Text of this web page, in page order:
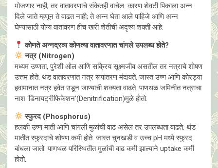
मोजणार नाही, तर वातावरणाचे संकेतही वाचेल. कारण शेवटी पिकाला अन्न
दिले जाते म्हणून ते वाढत नाही; ते अन्न घेता आले पाहिजे आणि अन्न
घेण्यासाठी योग्य वातावरण हीच खरी शेतीची अदृश्य शक्ती आहे.
कोणते अन्नद्रव्य कोणत्या वातावरणात चांगले उपलब्ध होते?
नत्र (Nitrogen)
मध्यम उष्णता, पुरेशी ओल आणि सक्रिय सूक्ष्मजीव असतील तर नत्राचे शोषण
उत्तम होते. थंड वातावरणात नत्र रूपांतरण मंदावते. जास्त उष्ण आणि कोरड्या
हवामानात नत्र हवेत उडून जाण्याची शक्यता वाढते. पाणथळ जमिनीत नत्राचा
नाश ‘डिनायट्रीफिकेशन’(Denitrification)मुळे होतो.
स्फुरद (Phosphorus)
हलकी उष्ण माती आणि चांगली मुळांची वाढ असेल तर उपलब्धता वाढते. थंड
मातीत स्फुरदाचे शोषण कमी होते. जास्त चुनखडी व उच्च pH मध्ये स्फुरद
बांधला जातो. पाणथळ परिस्थितीत मुळांची वाढ कमी झाल्याने uptake कमी
होतो.